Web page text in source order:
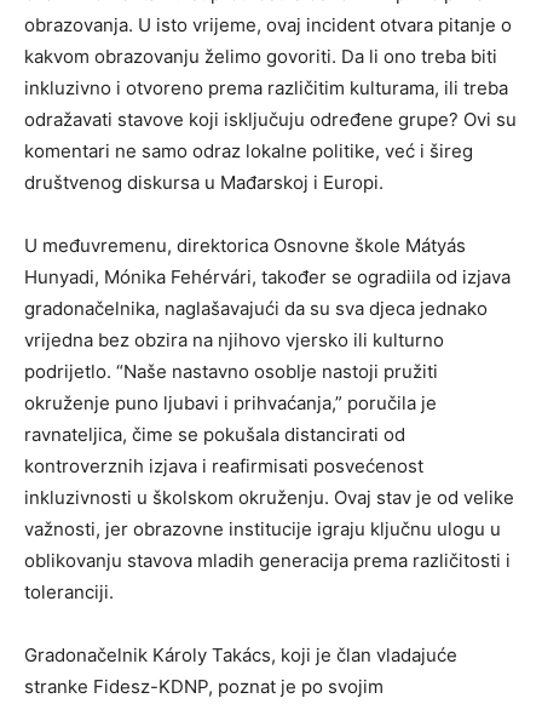
obrazovanja. U isto vrijeme, ovaj incident otvara pitanje o
kakvom obrazovanju želimo govoriti. Da li ono treba biti
inkluzivno i otvoreno prema različitim kulturama, ili treba
odražavati stavove koji isključuju određene grupe? Ovi su
komentari ne samo odraz lokalne politike, već i šireg
društvenog diskursa u Mađarskoj i Europi.
U međuvremenu, direktorica Osnovne škole Mátyás
Hunyadi, Mónika Fehérvári, također se ogradiila od izjava
gradonačelnika, naglašavajući da su sva djeca jednako
vrijedna bez obzira na njihovo vjersko ili kulturno
podrijetlo. “Naše nastavno osoblje nastoji pružiti
okruženje puno ljubavi i prihvaćanja,” poručila je
ravnateljica, čime se pokušala distancirati od
kontroverznih izjava i reafirmisati posvećenost
inkluzivnosti u školskom okruženju. Ovaj stav je od velike
važnosti, jer obrazovne institucije igraju ključnu ulogu u
oblikovanju stavova mladih generacija prema različitosti i
toleranciji.
Gradonačelnik Károly Takács, koji je član vladajuće
stranke Fidesz-KDNP, poznat je po svojim